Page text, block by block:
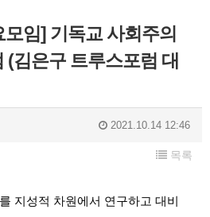
임] 기독교 사회주의
(김은구 트루스포럼 대
2021.10.14 12:46
목록
지성적 차원에서 연구하고 대비